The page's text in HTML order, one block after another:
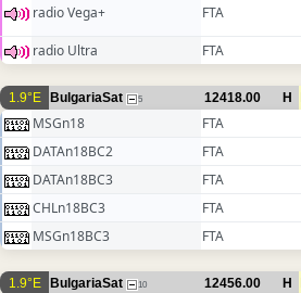
radio Vega+
FTA
radio Ultra FTA
1.9°E BulgariaSat 5 12418.00 H
MSGn18 FTA
DATAn18BC2
FTA
DATAn18BC3
FTA
CHLn18BC3
FTA
MSGn18BC3
FTA
1.9°E BulgariaSat 10 12456.00 H